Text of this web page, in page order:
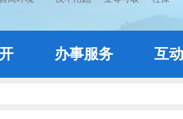
办事服务 互